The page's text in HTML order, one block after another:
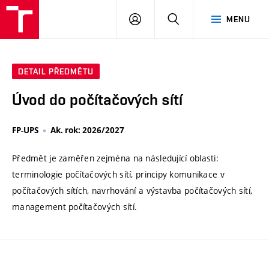
MENU
PŘIHLÁSIT
DETAIL PŘEDMĚTU
Úvod do počítačových sítí
FP-UPS Ak. rok: 2026/2027
Předmět je zaměřen zejména na následující oblasti:
terminologie počítačových sítí, principy komunikace v
počítačových sítích, navrhování a výstavba počítačových sítí,
management počítačových sítí.